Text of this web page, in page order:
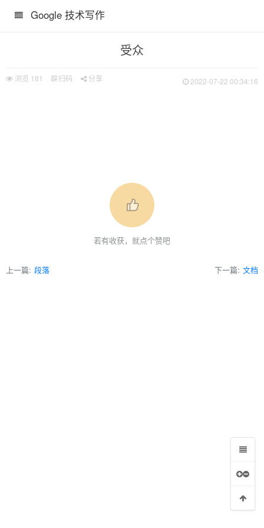
Google 技术写作
受众
浏览 181 扫码 分享 2022-07-22 00:34:16
若有收获，就点个赞吧
上一篇: 段落 下一篇: 文档